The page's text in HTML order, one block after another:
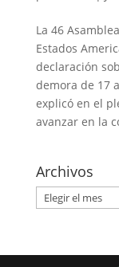
La 46
Estados
declaración
demora de 17
explicó en el
avanzar en la
Archivos
Archivos